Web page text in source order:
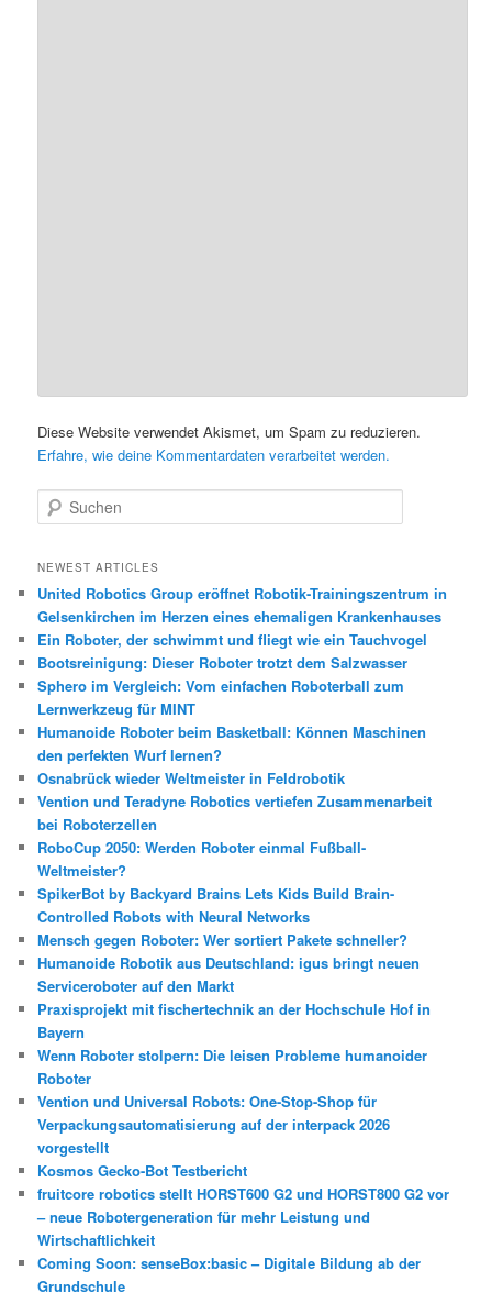
Diese Website verwendet Akismet, um Spam zu reduzieren.
Erfahre, wie deine Kommentardaten verarbeitet werden.
u
h
n
NEWEST ARTICLES
United Robotics Group eröffnet Robotik-Trainingszentrum in
Gelsenkirchen im Herzen eines ehemaligen Krankenhauses
Ein Roboter, der schwimmt und fliegt wie ein Tauchvogel
Bootsreinigung: Dieser Roboter trotzt dem Salzwasser
Sphero im Vergleich: Vom einfachen Roboterball zum
Lernwerkzeug für MINT
Humanoide Roboter beim Basketball: Können Maschinen
den perfekten Wurf lernen?
Osnabrück wieder Weltmeister in Feldrobotik
Vention und Teradyne Robotics vertiefen Zusammenarbeit
bei Roboterzellen
RoboCup 2050: Werden Roboter einmal Fußball-
Weltmeister?
SpikerBot by Backyard Brains Lets Kids Build Brain-
Controlled Robots with Neural Networks
Mensch gegen Roboter: Wer sortiert Pakete schneller?
Humanoide Robotik aus Deutschland: igus bringt neuen
Serviceroboter auf den Markt
Praxisprojekt mit fischertechnik an der Hochschule Hof in
Bayern
Wenn Roboter stolpern: Die leisen Probleme humanoider
Roboter
Vention und Universal Robots: One-Stop-Shop für
Verpackungsautomatisierung auf der interpack 2026
vorgestellt
Kosmos Gecko-Bot Testbericht
fruitcore robotics stellt HORST600 G2 und HORST800 G2 vor
– neue Robotergeneration für mehr Leistung und
Wirtschaftlichkeit
Coming Soon: senseBox:basic – Digitale Bildung ab der
Grundschule